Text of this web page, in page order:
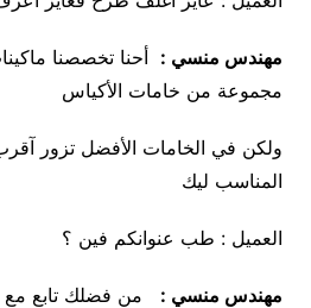
مهندس منسي : أحنا تخصصنا
مجموعة من خامات الأكياس
ولكن في الخامات الأفضل تزور
المناسب ليك
العميل : طب عنوانكم فين ؟
مهندس منسي : من فضلك تابع مع